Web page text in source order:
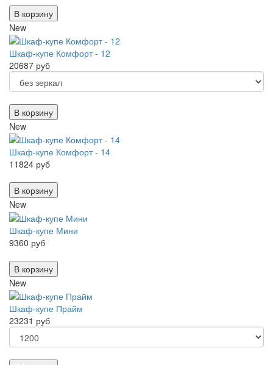
В корзину
New
Шкаф-купе Комфорт - 12
20687 руб
В корзину
New
Шкаф-купе Комфорт - 14
11824 руб
В корзину
New
Шкаф-купе Мини
9360 руб
В корзину
New
Шкаф-купе Прайм
23231 руб